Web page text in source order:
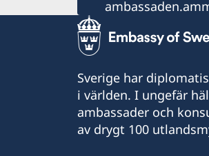
Sverige har
i världen. I ungefär
ambassader och
av drygt 100